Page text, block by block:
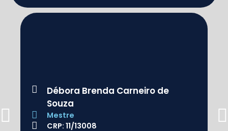
Débora Brenda Carneiro de
Souza
Mestre
CRP: 11/13008